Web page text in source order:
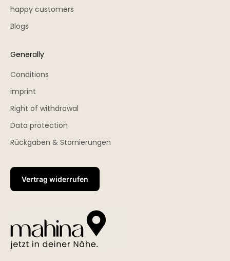
happy customers
Blogs
Generally
Conditions
imprint
Right of withdrawal
Data protection
Rückgaben & Stornierungen
Vertrag widerrufen